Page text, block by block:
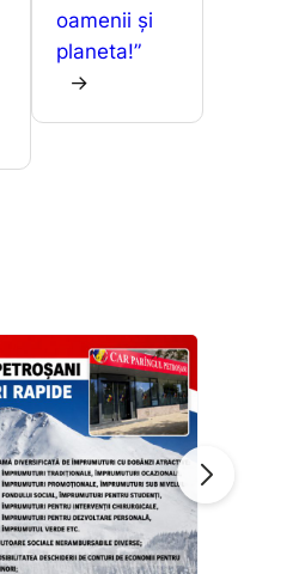
oamenii și
planeta!”
→